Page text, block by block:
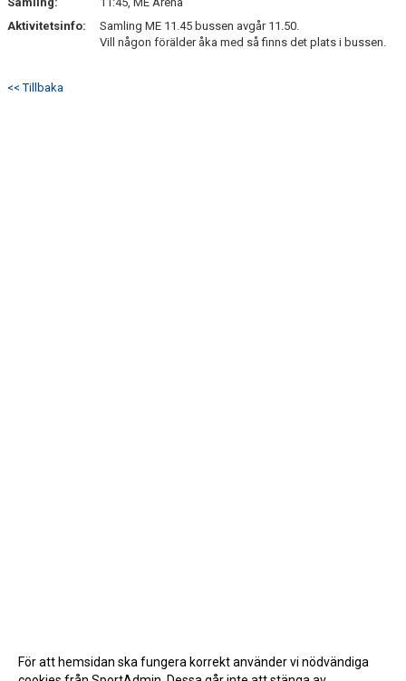
Aktivitetsinfo:
Samling ME 11.45 bussen avgår 11.50.
Vill någon förälder åka med så finns det plats i bussen.
<< Tillbaka
För att hemsidan ska fungera korrekt använder vi nödvändiga